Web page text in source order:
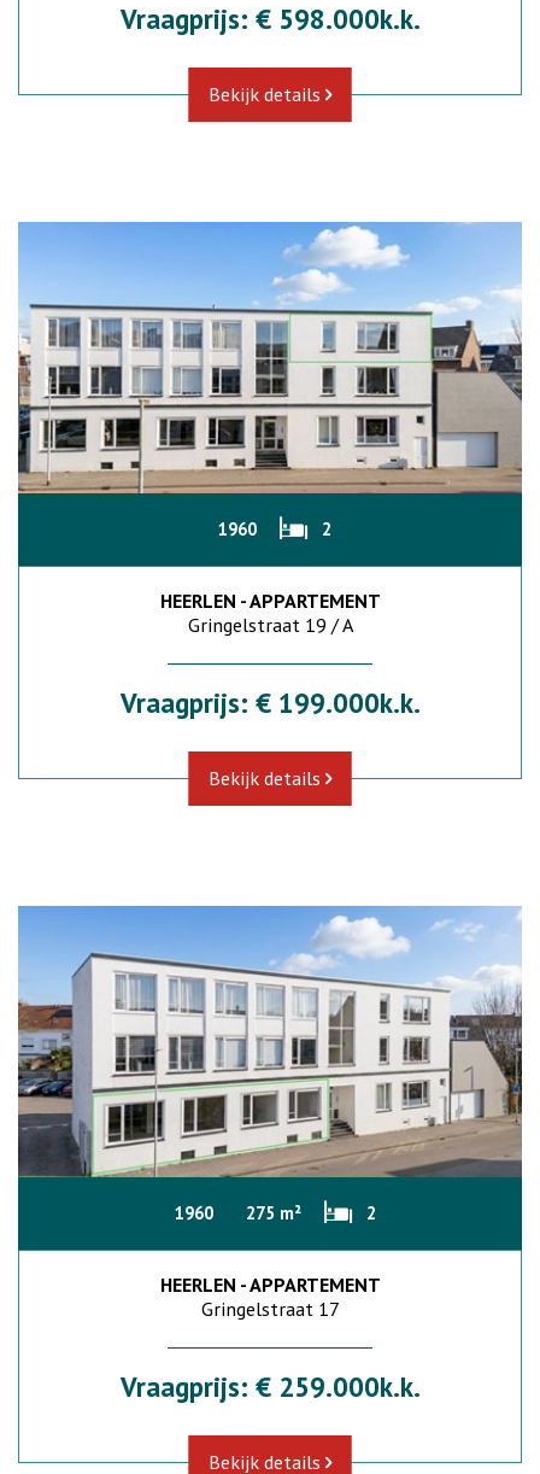
Vraagprijs: € 598.000k.k.
Bekijk details
1960 2
HEERLEN - APPARTEMENT
Gringelstraat 19 / A
Vraagprijs: € 199.000k.k.
Bekijk details
1960 275 m² 2
HEERLEN - APPARTEMENT
Gringelstraat 17
Vraagprijs: € 259.000k.k.
Bekijk details